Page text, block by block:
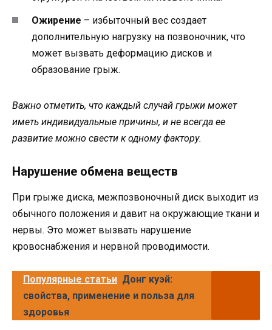
Ожирение – избыточный вес создает
дополнительную нагрузку на позвоночник, что
может вызвать деформацию дисков и
образование грыж.
Важно отметить, что каждый случай грыжи может
иметь индивидуальные причины, и не всегда ее
развитие можно свести к одному фактору.
Нарушение обмена веществ
При грыже диска, межпозвоночный диск выходит из
обычного положения и давит на окружающие ткани и
нервы. Это может вызвать нарушение
кровоснабжения и нервной проводимости.
Популярные статьи Донг куэй:
свойства, применение и польза для
здоровья